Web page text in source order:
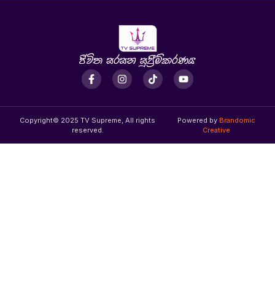
Copyright© 2025 TV Supreme, All rights
reserved.
Powered by Brandomic
Creative